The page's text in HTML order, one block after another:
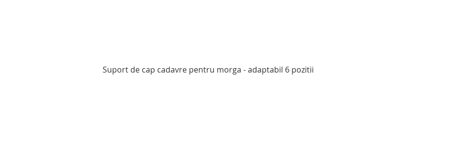
Afișare rapidă
Suport de cap cadavre pentru morga - adaptabil 6 pozitii